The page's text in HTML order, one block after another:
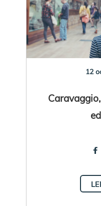
12